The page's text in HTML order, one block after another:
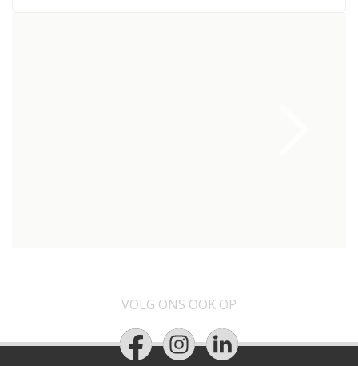
VOLG ONS OOK OP